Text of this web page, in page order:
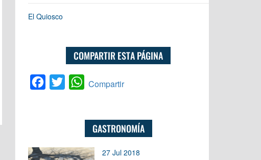
El Quiosco
COMPARTIR ESTA PÁGINA
Facebook
Twitter WhatsApp
Compartir
GASTRONOMÍA
27 Jul 2018